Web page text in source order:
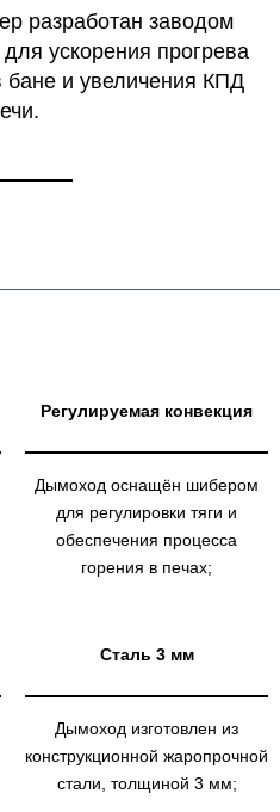
разработан заводом
ускорения прогрева
и увеличения КПД
Регулируемая конвекция
Дымоход оснащён шибером
для регулировки тяги и
обеспечения процесса
горения в печах;
Сталь 3 мм
Дымоход изготовлен из
конструкционной жаропрочной
стали, толщиной 3 мм;